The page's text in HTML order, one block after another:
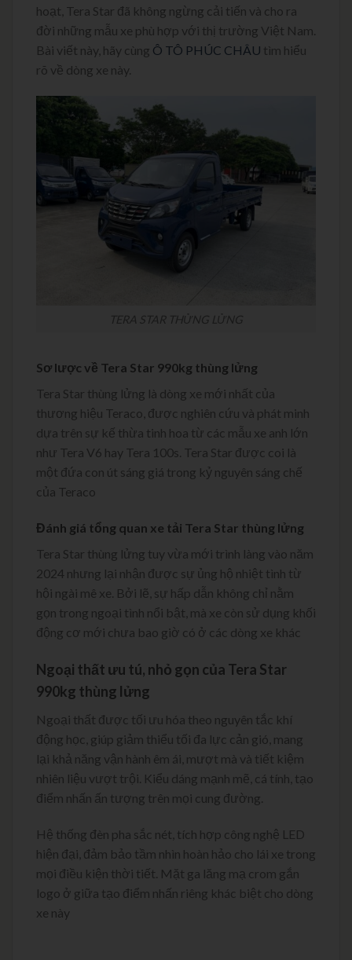
hoạt, Tera Star đã không ngừng cải tiến và cho ra
đời những mẫu xe phù hợp với thị trường Việt Nam.
Bài viết này, hãy cùng Ô TÔ PHÚC CHÂU tìm hiểu
rõ về dòng xe này.
TERA STAR THỬNG LỬNG
Sơ lược về Tera Star 990kg thùng lửng
Tera Star thùng lửng là dòng xe mới nhất của
thương hiệu Teraco, được nghiên cứu và phát minh
dựa trên sự kế thừa tinh hoa từ các mẫu xe anh lớn
như Tera V6 hay Tera 100s. Tera Star được coi là
một đứa con út sáng giá trong kỷ nguyên sáng chế
của Teraco
Đánh giá tổng quan xe tải Tera Star thùng lửng
Tera Star thùng lửng tuy vừa mới trình làng vào năm
2024 nhưng lại nhận được sự ủng hộ nhiệt tình từ
hội ngài mê xe. Bởi lẽ, sự hấp dẫn không chỉ nằm
gọn trong ngoại tình nổi bật, mà xe còn sử dụng khối
động cơ mới chưa bao giờ có ở các dòng xe khác
Ngoại thất ưu tú, nhỏ gọn của Tera Star
990kg thùng lửng
Ngoại thất được tối ưu hóa theo nguyên tắc khí
động học, giúp giảm thiểu tối đa lực cản gió, mang
lại khả năng vận hành êm ái, mượt mà và tiết kiệm
nhiên liệu vượt trội. Kiểu dáng mạnh mẽ, cá tính, tạo
điểm nhấn ấn tượng trên mọi cung đường.
Hệ thống đèn pha sắc nét, tích hợp công nghệ LED
hiện đại, đảm bảo tầm nhìn hoàn hảo cho lái xe trong
mọi điều kiện thời tiết. Mặt ga lăng mạ crom gắn
logo ở giữa tạo điểm nhấn riêng khác biệt cho dòng
xe này